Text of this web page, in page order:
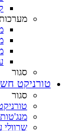
מערכות
סגור
טורניקט
סגור
שרוולי